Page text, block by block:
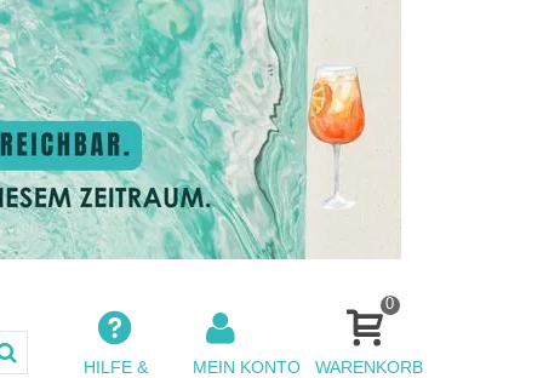
HILFE &
MEIN KONTO
0
WARENKORB